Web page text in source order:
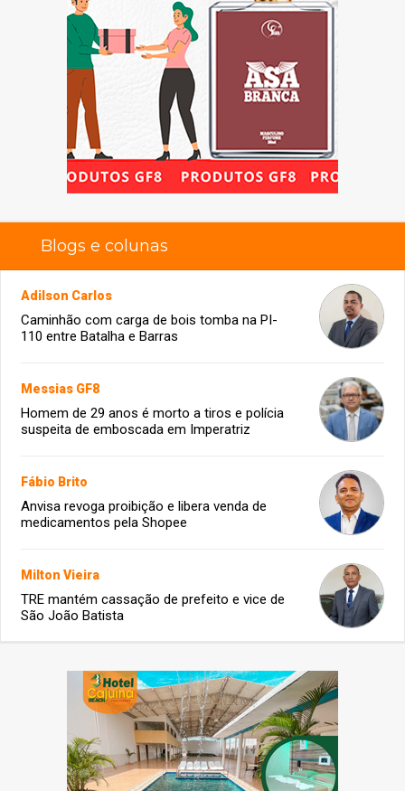
Blogs e colunas
Adilson Carlos
Caminhão com carga de bois tomba na PI-
110 entre Batalha e Barras
Messias GF8
Homem de 29 anos é morto a tiros e polícia
suspeita de emboscada em Imperatriz
Fábio Brito
Anvisa revoga proibição e libera venda de
medicamentos pela Shopee
Milton Vieira
TRE mantém cassação de prefeito e vice de
São João Batista